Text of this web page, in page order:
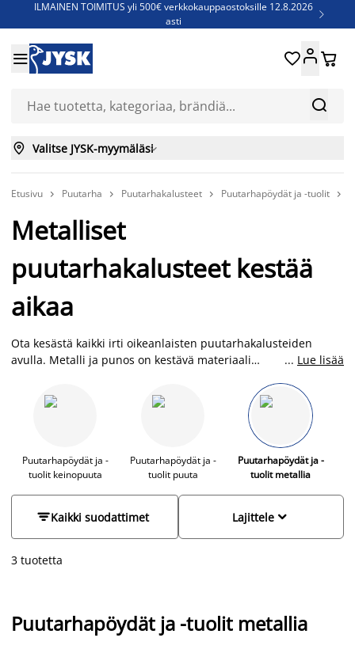
ILMAINEN TOIMITUS yli 500€ verkkokauppaostoksille 12.8.2026
asti

Jenkkisänkyjä - Säästä jopa 60%


 
 Valitse JYSK-myymäläsi
Etusivu  Puutarha  Puutarhakalusteet  Puutarhapöydät ja -tuolit 
Metalliset
puutarhakalusteet kestää
aikaa
Ota kesästä kaikki irti oikeanlaisten puutarhakalusteiden
avulla. Metalli ja punos on kestävä materiaali
saippualla. JYSKistä löydät puutarhakaluisteet edulliseen
hintaan eri tyyleissä.
... Lue lisää
Puutarhapöydät ja -
tuolit keinopuuta
Puutarhapöydät ja -
tuolit puuta
Puutarhapöydät ja -
tuolit metallia
Kaikki suodattimet 
Lajittele
3 tuotetta
Puutarhapöydät ja -tuolit metallia